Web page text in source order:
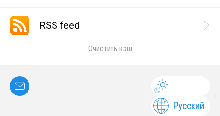
RSS feed
Очистить кэш
Русский